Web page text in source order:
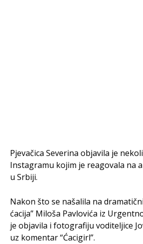
​Pjevačica Severina objavila je
Instagramu kojim je reagovala na
u Srbiji.
Nakon što se našalila na
ćacija” Miloša Pavlovića iz
je objavila i fotografiju voditeljice
uz komentar “Ćacigirl”.